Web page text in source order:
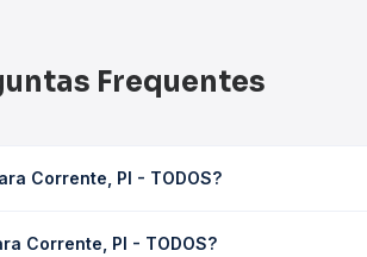
Frequentes
Corrente, PI - TODOS?
os horários disponíveis e vê a
Corrente, PI - TODOS?